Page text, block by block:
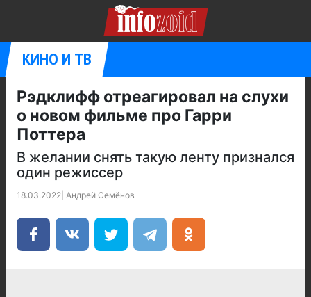
КИНО И ТВ
Рэдклифф отреагировал на слухи
о новом фильме про Гарри
Поттера
В желании снять такую ленту признался
один режиссер
18.03.2022 Андрей Семёнов